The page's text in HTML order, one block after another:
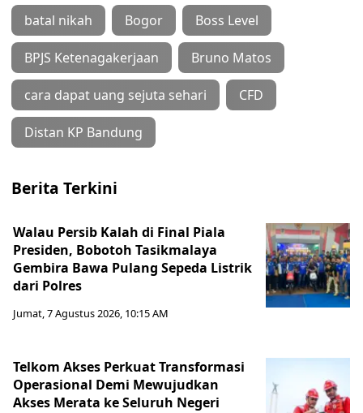
batal nikah Bogor Boss Level
BPJS Ketenagakerjaan Bruno Matos
cara dapat uang sejuta sehari CFD
Distan KP Bandung
Berita Terkini
Walau Persib Kalah di Final Piala
Presiden, Bobotoh Tasikmalaya
Gembira Bawa Pulang Sepeda Listrik
dari Polres
Jumat, 7 Agustus 2026, 10:15 AM
Telkom Akses Perkuat Transformasi
Operasional Demi Mewujudkan
Akses Merata ke Seluruh Negeri